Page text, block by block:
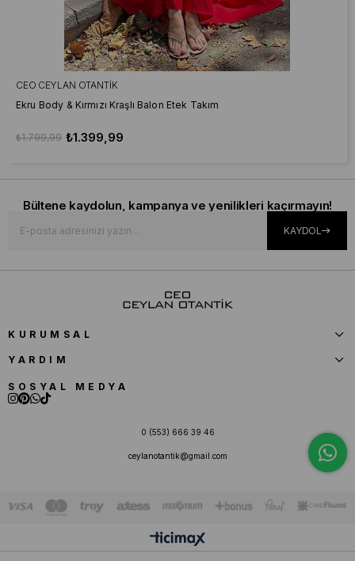
CEO CEYLAN OTANTIK
Ekru Body & Kırmızı Kraşlı Balon Etek Takım
₺1.399,99
₺1.799,99
Bültene kaydolun, kampanya ve yenilikleri kaçırmayın!
KAYDOL
KURUMSAL
YARDIM
SOSYAL MEDYA
0 (553) 666 39 46
ceylanotantik@gmail.com